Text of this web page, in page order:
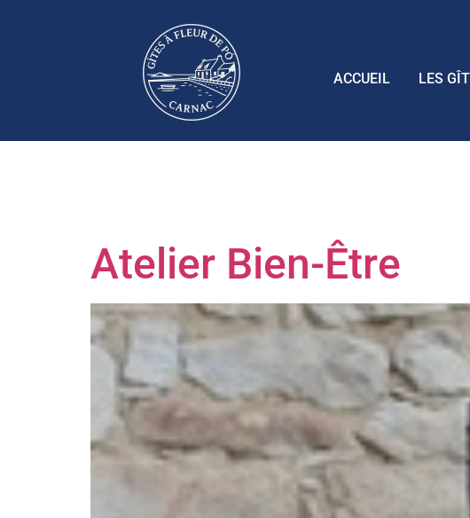
ACCUEIL LES
Atelier Bien-Être